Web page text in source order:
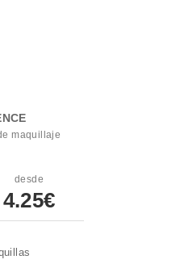
maquillaje
desde
4.25€